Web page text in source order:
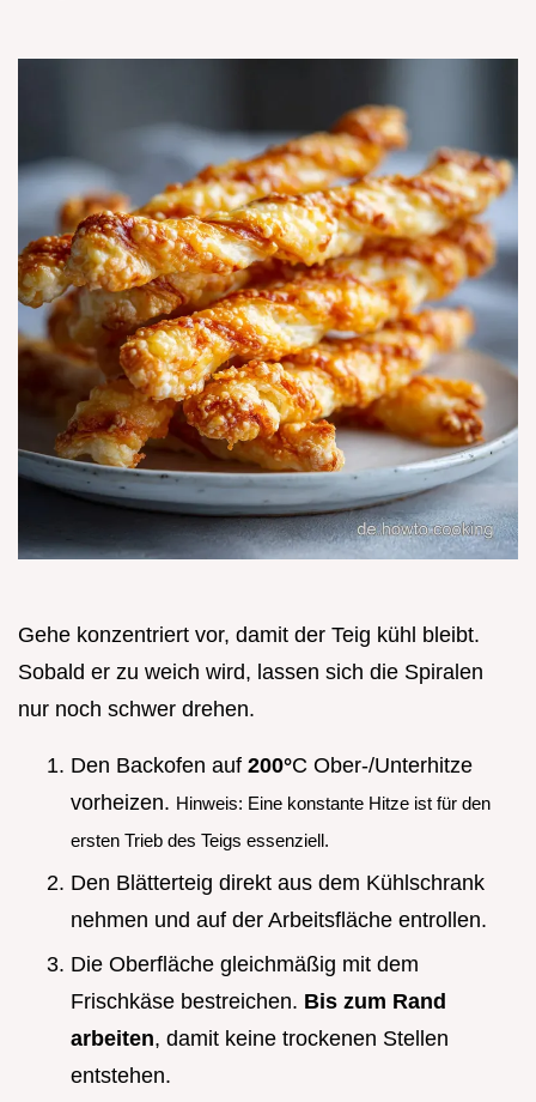
Gehe konzentriert vor, damit der Teig kühl bleibt.
Sobald er zu weich wird, lassen sich die Spiralen
nur noch schwer drehen.
Den Backofen auf 200°C Ober-/Unterhitze
vorheizen. Hinweis: Eine konstante Hitze ist für den
ersten Trieb des Teigs essenziell.
Den Blätterteig direkt aus dem Kühlschrank
nehmen und auf der Arbeitsfläche entrollen.
Die Oberfläche gleichmäßig mit dem
Frischkäse bestreichen. Bis zum Rand
arbeiten, damit keine trockenen Stellen
entstehen.